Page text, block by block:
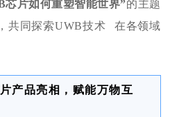
芯片如何重塑智能世界”的主题
， 共同探索UWB技术 在各领域
产品亮相，赋能万物互